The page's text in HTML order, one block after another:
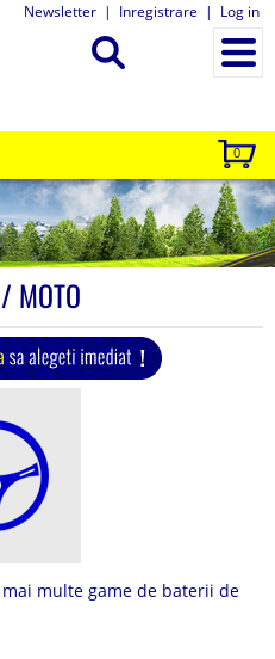
Newsletter | Inregistrare | Log in
0
MOTO
multe game de baterii de